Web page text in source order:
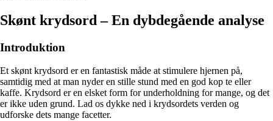
Skønt krydsord – En dybdegående analyse
Introduktion
Et skønt krydsord er en fantastisk måde at stimulere hjernen på,
samtidig med at man nyder en stille stund med en god kop te eller
kaffe. Krydsord er en elsket form for underholdning for mange, og det
er ikke uden grund. Lad os dykke ned i krydsordets verden og
udforske dets mange facetter.